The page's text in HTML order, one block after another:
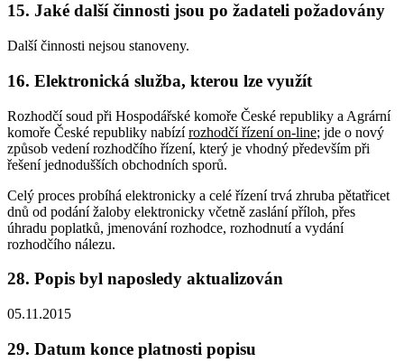
15. Jaké další činnosti jsou po žadateli požadovány
Další činnosti nejsou stanoveny.
16. Elektronická služba, kterou lze využít
Rozhodčí soud při Hospodářské komoře České republiky a Agrární
komoře České republiky nabízírozhodčí řízení on-line; jde o nový
způsob vedení rozhodčího řízení, který je vhodný především při
řešení jednodušších obchodních sporů.
Celý proces probíhá elektronicky a celé řízení trvá zhruba pětatřicet
dnů od podání žaloby elektronicky včetně zaslání příloh, přes
úhradu poplatků, jmenování rozhodce, rozhodnutí a vydání
rozhodčího nálezu.
28. Popis byl naposledy aktualizován
05.11.2015
29. Datum konce platnosti popisu